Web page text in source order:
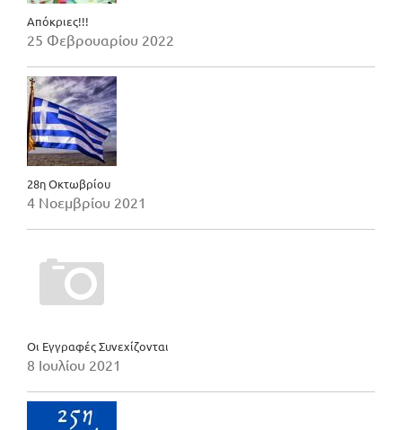
Απόκριες!!!
25 Φεβρουαρίου 2022
28η Οκτωβρίου
4 Νοεμβρίου 2021
Οι Εγγραφές Συνεχίζονται
8 Ιουλίου 2021